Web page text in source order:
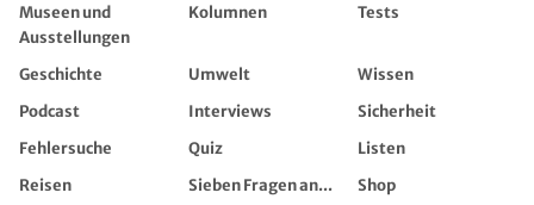
Museen und
Ausstellungen
Kolumnen Tests
Geschichte Umwelt
Wissen
Podcast
Interviews
Sicherheit
Fehlersuche
Quiz
Listen
Reisen
Sieben Fragen an...
Shop